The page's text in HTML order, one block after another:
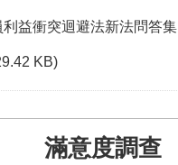
益衝突迴避法新法問答集
KB)
滿意度調查